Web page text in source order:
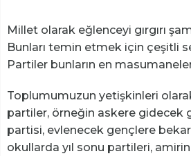
Millet olarak eğlenceyi gırgırı
Bunları temin etmek için çeşitli
Partiler bunların en
Toplumumuzun yetişkinleri
partiler, örneğin askere gidecek
partisi, evlenecek gençlere
okullarda yıl sonu partileri,